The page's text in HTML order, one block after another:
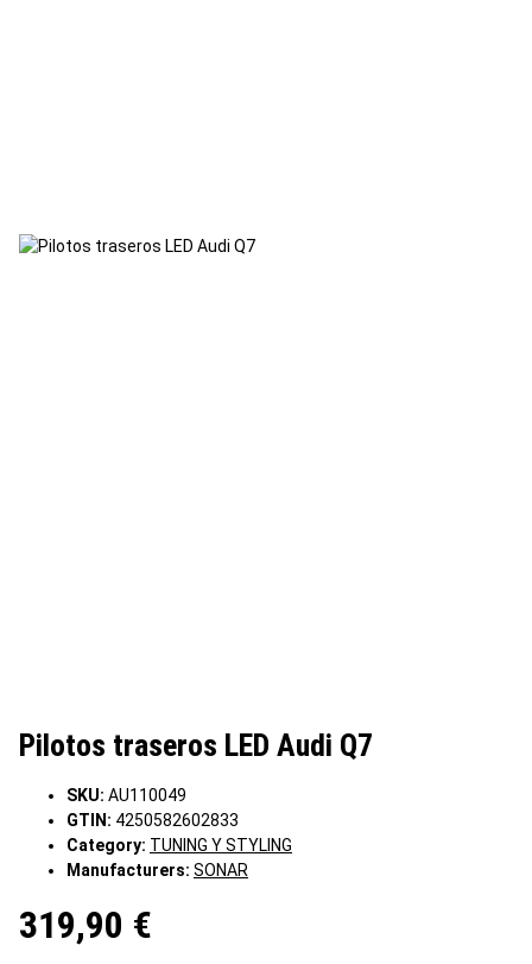
Pilotos traseros LED Audi Q7
SKU: AU110049
GTIN: 4250582602833
Category: TUNING Y STYLING
Manufacturers: SONAR
319,90 €